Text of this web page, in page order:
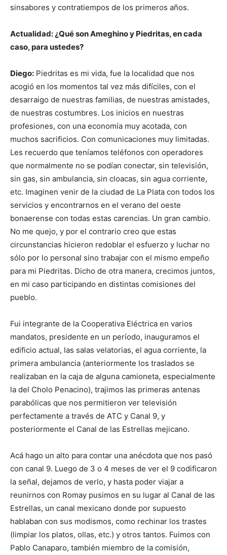
sinsabores y contratiempos de los primeros años.
Actualidad: ¿Qué son Ameghino y Piedritas, en cada
caso, para ustedes?
Diego: Piedritas es mi vida, fue la localidad que nos
acogió en los momentos tal vez más difíciles, con el
desarraigo de nuestras familias, de nuestras amistades,
de nuestras costumbres. Los inicios en nuestras
profesiones, con una economía muy acotada, con
muchos sacrificios. Con comunicaciones muy limitadas.
Les recuerdo que teníamos teléfonos con operadores
que normalmente no se podían conectar, sin televisión,
sin gas, sin ambulancia, sin cloacas, sin agua corriente,
etc. Imaginen venir de la ciudad de La Plata con todos los
servicios y encontrarnos en el verano del oeste
bonaerense con todas estas carencias. Un gran cambio.
No me quejo, y por el contrario creo que estas
circunstancias hicieron redoblar el esfuerzo y luchar no
sólo por lo personal sino trabajar con el mismo empeño
para mi Piedritas. Dicho de otra manera, crecimos juntos,
en mi caso participando en distintas comisiones del
pueblo.
Fui integrante de la Cooperativa Eléctrica en varios
mandatos, presidente en un período, inauguramos el
edificio actual, las salas velatorias, el agua corriente, la
primera ambulancia (anteriormente los traslados se
realizaban en la caja de alguna camioneta, especialmente
la del Cholo Penacino), trajimos las primeras antenas
parabólicas que nos permitieron ver televisión
perfectamente a través de ATC y Canal 9, y
posteriormente el Canal de las Estrellas mejicano.
Acá hago un alto para contar una anécdota que nos pasó
con canal 9. Luego de 3 o 4 meses de ver el 9 codificaron
la señal, dejamos de verlo, y hasta poder viajar a
reunirnos con Romay pusimos en su lugar al Canal de las
Estrellas, un canal mexicano donde por supuesto
hablaban con sus modismos, como rechinar los trastes
(limpiar los platos, ollas, etc.) y otros tantos. Fuimos con
Pablo Canaparo, también miembro de la comisión,